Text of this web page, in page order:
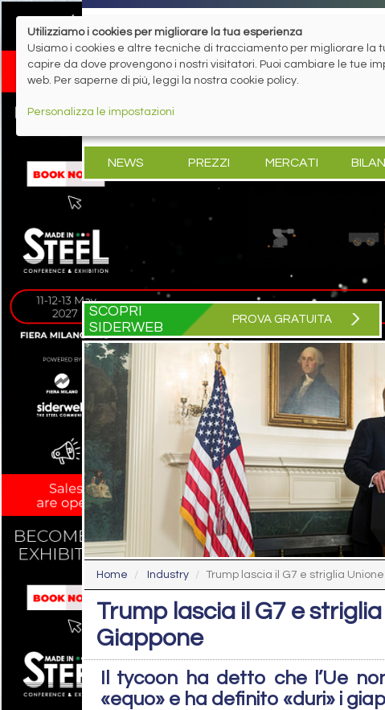
NEWS PREZZI MERCATI
SCOPRI
SIDERWEB
PROVA GRATUITA
Home Industry Trump lascia il G7 e striglia
Trump lascia il G7 e
Giappone
Il tycoon ha detto che l’Ue
«equo» e ha definito «duri» i
Utilizziamo i cookies per migliorare la tua esperienza
Usiamo i cookies e altre tecniche di tracciamento per migliorare la
capire da dove provengono i nostri visitatori. Puoi cambiare le tue
web. Per saperne di più, leggi la nostra cookie policy.
Personalizza le impostazioni